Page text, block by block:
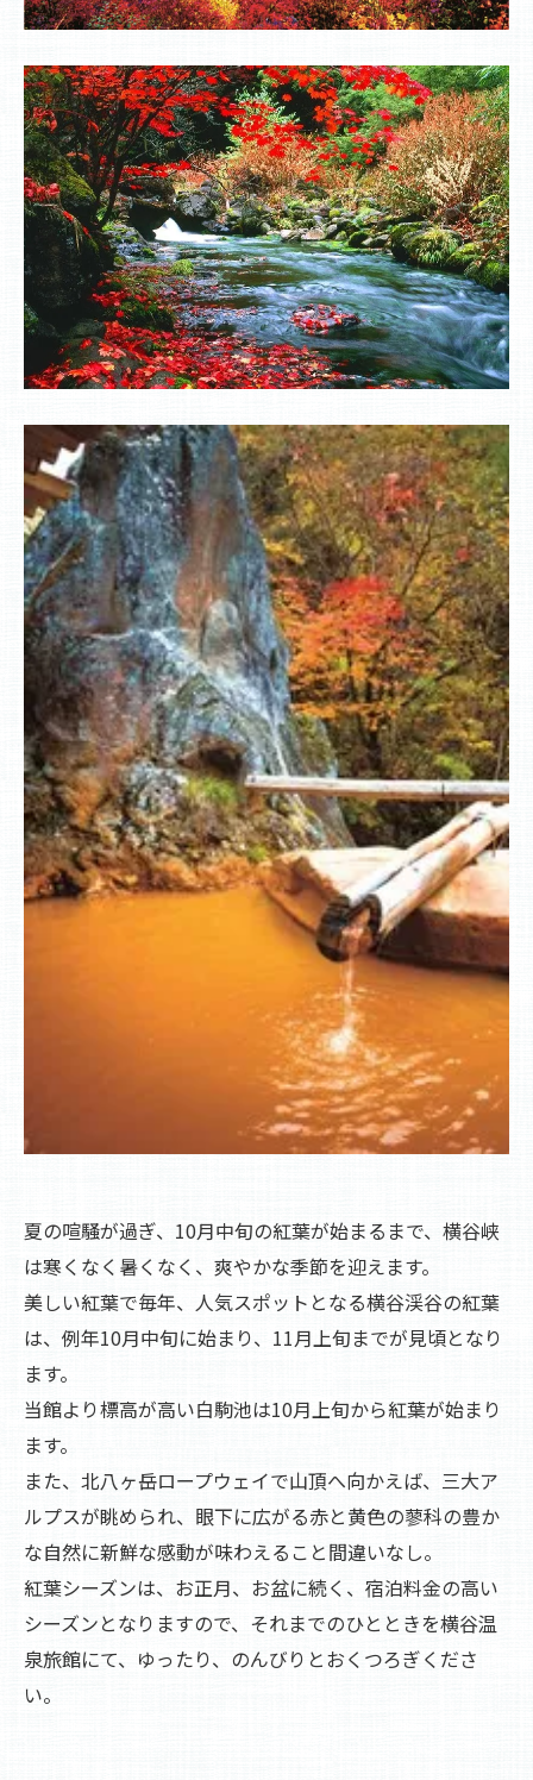
夏の喧騒が過ぎ、10月中旬の紅葉が始まるまで、横谷峡
は寒くなく暑くなく、爽やかな季節を迎えます。
美しい紅葉で毎年、人気スポットとなる横谷渓谷の紅葉
は、例年10月中旬に始まり、11月上旬までが見頃となり
ます。
当館より標高が高い白駒池は10月上旬から紅葉が始まり
ます。
また、北八ヶ岳ロープウェイで山頂へ向かえば、三大ア
ルプスが眺められ、眼下に広がる赤と黄色の蓼科の豊か
な自然に新鮮な感動が味わえること間違いなし。
紅葉シーズンは、お正月、お盆に続く、宿泊料金の高い
シーズンとなりますので、それまでのひとときを横谷温
泉旅館にて、ゆったり、のんびりとおくつろぎくださ
い。